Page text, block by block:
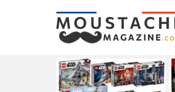
LATEST
STORIES